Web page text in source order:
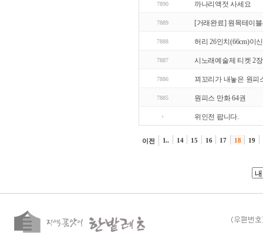
7890 까나리액젓 사세요
7889 [거래완료] 원목테이
7888 허리 26인치(66cm)이
7887 시노래예술제 티켓 2
7886 꾀꼬리가 내놓은 원피
7885 원피스 만화 64권
위인전 팝니다.
이전 1.. 14 15 16 17 18 19